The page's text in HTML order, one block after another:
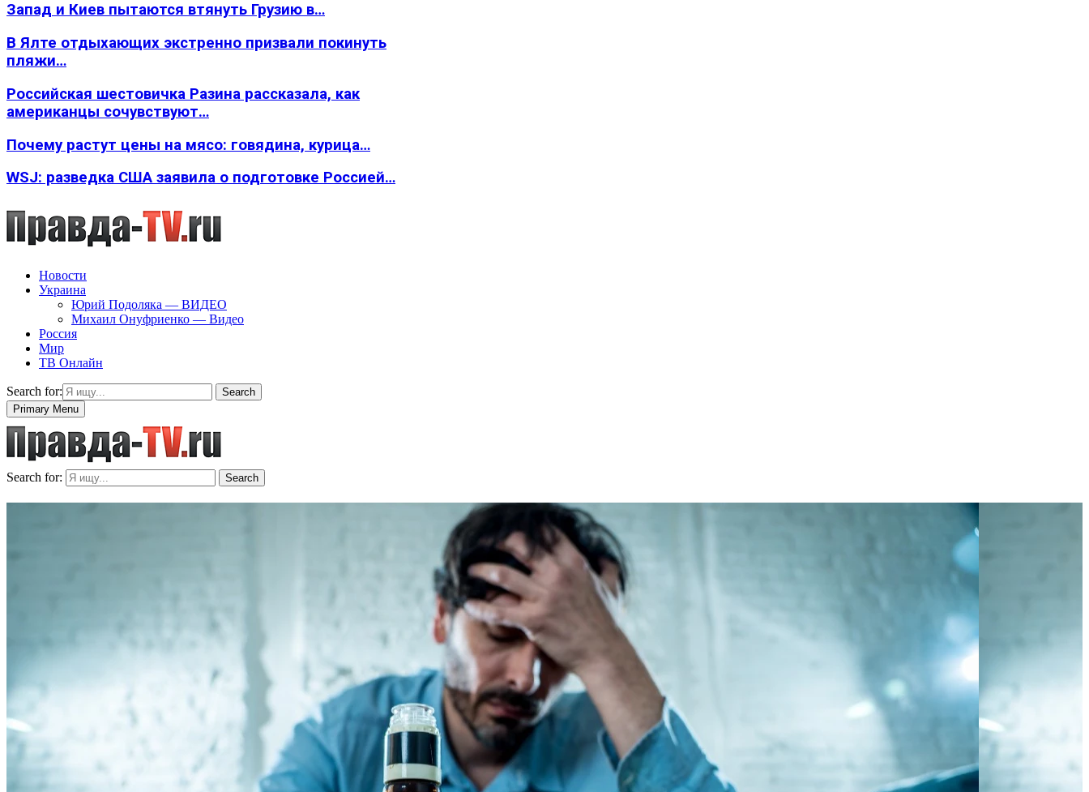
Запад и Киев пытаются втянуть Грузию в…
В Ялте отдыхающих экстренно призвали покинуть
пляжи…
Российская шестовичка Разина рассказала, как
американцы сочувствуют…
Почему растут цены на мясо: говядина, курица…
WSJ: разведка США заявила о подготовке Россией…
Новости
Украина
Юрий Подоляка — ВИДЕО
Михаил Онуфриенко — Видео
Россия
Мир
ТВ Онлайн
Search for:
Search
Primary Menu
Search for: Search